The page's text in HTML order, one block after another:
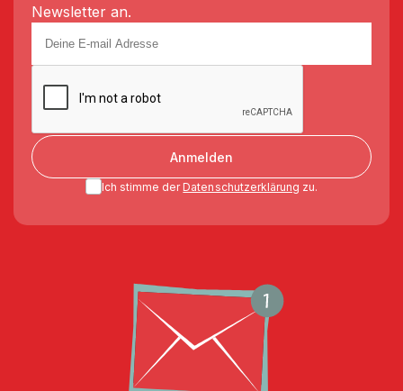
Newsletter an.
Anmelden
Ich stimme der Datenschutzerklärung zu.